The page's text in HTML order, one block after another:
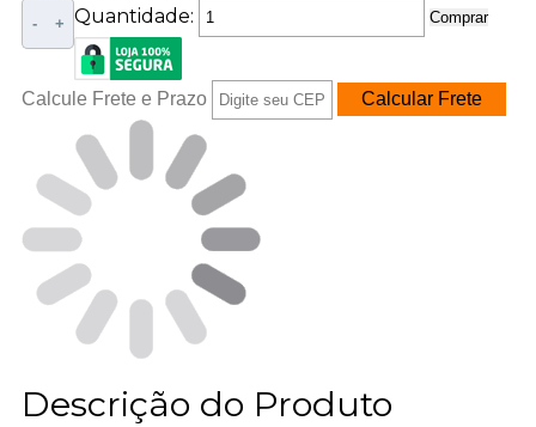
Quantidade:
- + Comprar
Calcule Frete e Prazo
Descrição do Produto